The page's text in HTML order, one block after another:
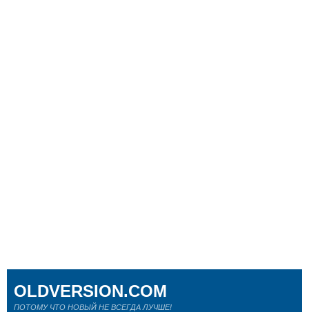
OLDVERSION.COM
ПОТОМУ ЧТО НОВЫЙ НЕ ВСЕГДА ЛУЧШЕ!